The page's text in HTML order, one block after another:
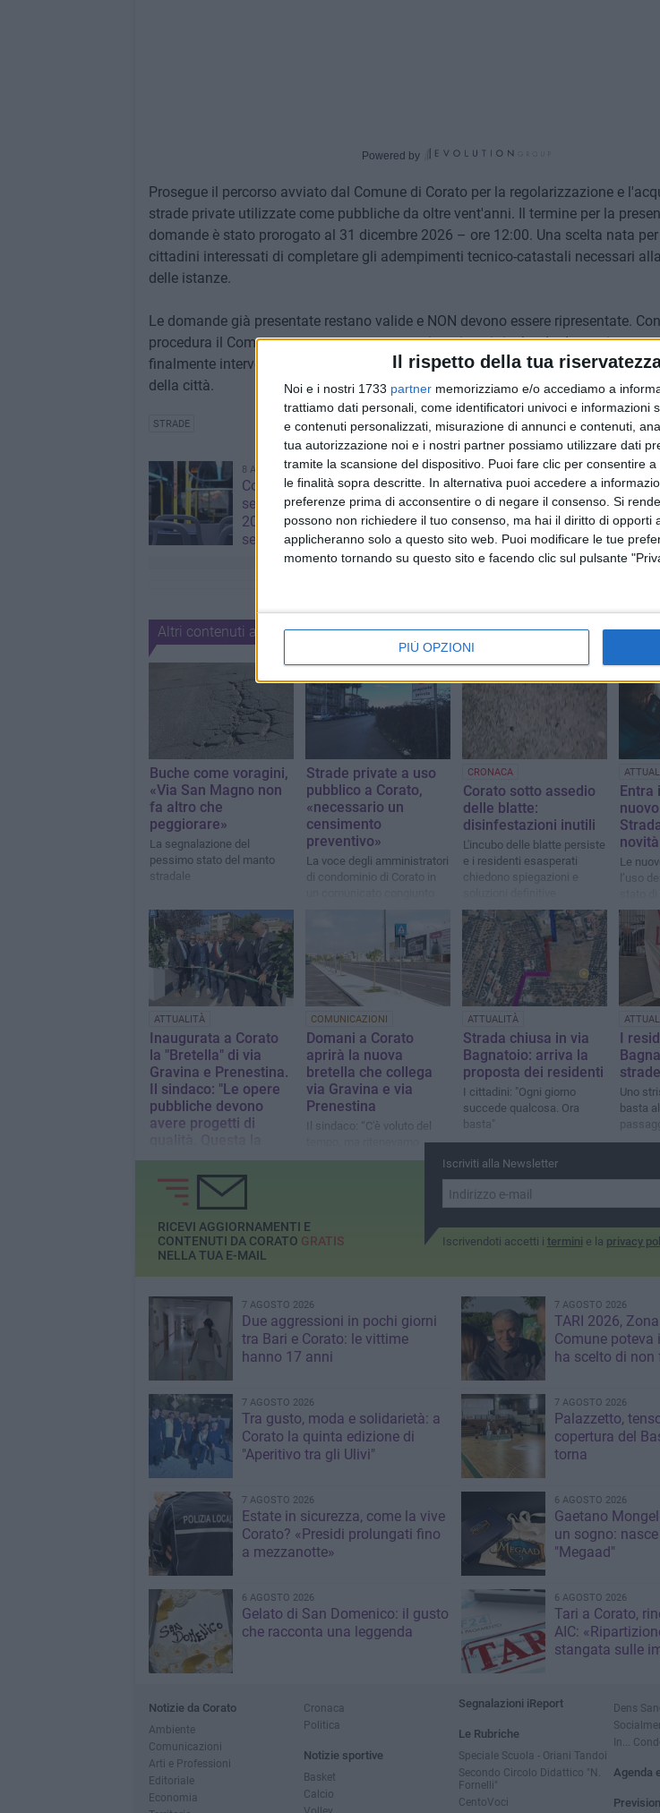
Il rispetto della tua
Noi e i nostri 1733 partner memorizziamo e/o accediamo a
trattiamo dati personali, come identificatori univoci e informazioni
e contenuti personalizzati, misurazione di annunci e contenuti,
tua autorizzazione noi e i nostri partner possiamo utilizzare dati
tramite la scansione del dispositivo. Puoi fare clic per consentire
le finalità sopra descritte. In alternativa puoi accedere a
preferenze prima di acconsentire o di negare il consenso. Si
possono non richiedere il tuo consenso, ma hai il diritto di
applicheranno solo a questo sito web. Puoi modificare le tue
momento tornando su questo sito e facendo clic sul pulsante
PIÙ OPZIONI
Powered by
Prosegue il percorso avviato dal Comune di Corato per la regolarizzazione e
strade private utilizzate come pubbliche da oltre vent'anni. Il termine per la
domande è stato prorogato al 31 dicembre 2026 – ore 12:00. Una scelta nata
cittadini interessati di completare gli adempimenti tecnico-catastali necessari
delle istanze.
Le domande già presentate restano valide e NON devono essere ripresentate.
procedura il Comune punta a superare una situazione irrisolta da decenni,
finalmente interventi di manutenzione, illuminazione, sicurezza e decoro urbano
della città.
STRADE
8 AGOSTO 2026
Corato, aperte le iscrizioni al
servizio di trasporto scolastico
2026/2027: domande fino al 14
settembre
7 AGOSTO 2026
Uomo fermato
intervento
borghese
Altri contenuti a tema
Buche come voragini,
«Via San Magno non
fa altro che
peggiorare»
La segnalazione del
pessimo stato del manto
stradale
Strade private a uso
pubblico a Corato,
«necessario un
censimento
preventivo»
La voce degli amministratori
di condominio di Corato in
CRONACA
Corato sotto assedio
delle blatte:
disinfestazioni inutili
L'incubo delle blatte persiste
e i residenti esasperati
chiedono spiegazioni e
Entra
novità
Le
l’uso
velocità
ATTUALITÀ
Inaugurata a Corato
la "Bretella" di via
Gravina e Prenestina.
Il sindaco: "Le opere
pubbliche devono
avere progetti di
nostra filosofia"
Decaro: "Con questa strada
si favorisce la permeabilità
dei quartieri e l' accessibilità
dello Stadio e dell’area
mercatale rendendo la città
più sostenibile"
COMUNICAZIONI
Domani a Corato
aprirà la nuova
bretella che collega
via Gravina e via
Prenestina
Il sindaco: “C'è voluto del
fondamentale superare le
ATTUALITÀ
Strada chiusa in via
Bagnatoio: arriva la
proposta dei residenti
I cittadini: "Ogni giorno
succede qualcosa. Ora
basta"
I
Uno
basta
Iscriviti alla Newsletter
Iscrivendoti accetti i termini e la privacy
RICEVI AGGIORNAMENTI E
CONTENUTI DA CORATO GRATIS
NELLA TUA E-MAIL
7 AGOSTO 2026
Due aggressioni in pochi giorni
tra Bari e Corato: le vittime
hanno 17 anni
7 AGOSTO 2026
TARI 2026,
Comune poteva
ha scelto di non
7 AGOSTO 2026
Tra gusto, moda e solidarietà: a
Corato la quinta edizione di
"Aperitivo tra gli Ulivi"
7 AGOSTO 2026
Palazzetto,
copertura del
torna
7 AGOSTO 2026
Estate in sicurezza, come la vive
Corato? «Presidi prolungati fino
a mezzanotte»
6 AGOSTO 2026
Gaetano
un sogno:
"Megaad"
6 AGOSTO 2026
Gelato di San Domenico: il gusto
che racconta una leggenda
6 AGOSTO 2026
Tari a Corato,
AIC:
stangata sulle
Notizie da Corato
Ambiente
Comunicazioni
Arti e Professioni
Editoriale
Economia
Cronaca
Politica
Notizie sportive
Basket
Calcio
Segnalazioni iReport
Le Rubriche
Speciale Scuola - Oriani Tandoi
Secondo Circolo Didattico "N.
Fornelli"
CentoVoci
Dens
In...
Agenda